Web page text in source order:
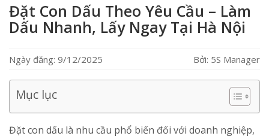
Đặt Con Dấu Theo Yêu Cầu – Làm
Dấu Nhanh, Lấy Ngay Tại Hà Nội
Ngày đăng: 9/12/2025 Bởi: 5S Manager
Mục lục
Đặt con dấu là nhu cầu phổ biến đối với doanh nghiệp,